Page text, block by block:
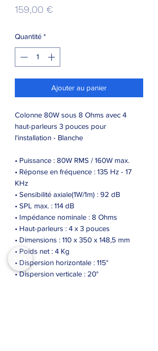
159,00 €
Quantité *
Ajouter au panier
Colonne 80W sous 8 Ohms avec 4
haut-parleurs 3 pouces pour
l'installation - Blanche
• Puissance : 80W RMS / 160W max.
• Réponse en fréquence : 135 Hz - 17
KHz
• Sensibilité axiale(1W/1m) : 92 dB
• SPL max. : 114 dB
• Impédance nominale : 8 Ohms
• Haut-parleurs : 4 x 3 pouces
• Dimensions : 110 x 350 x 148,5 mm
• Poids net : 4 Kg
• Dispersion horizontale : 115°
• Dispersion verticale : 20°